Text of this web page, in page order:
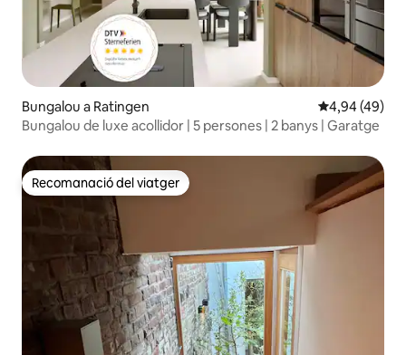
Bungalou a Ratingen 4,94 de
4,94 (49)
Bungalou de luxe acollidor | 5 persones | 2 banys | Garatge
Recomanació del viatger
Recomanació del viatger